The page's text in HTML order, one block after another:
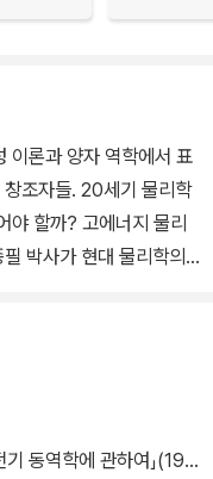
이론과 양자 역학에서 표
조자들. 20세기 물리학
야 할까? 고에너지 물리
박사가 현대 물리학의
역적인 전환점을 마련한
장하게 된 물리학사적
향을 살피고, 선배 물리
밀하게 살핀다.
기 동역학에 관하여」(190